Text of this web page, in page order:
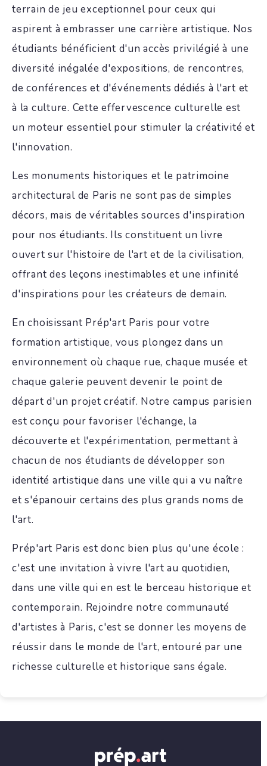
terrain de jeu exceptionnel pour ceux qui
aspirent à embrasser une carrière artistique. Nos
étudiants bénéficient d'un accès privilégié à une
diversité inégalée d'expositions, de rencontres,
de conférences et d'événements dédiés à l'art et
à la culture. Cette effervescence culturelle est
un moteur essentiel pour stimuler la créativité et
l'innovation.
Les monuments historiques et le patrimoine
architectural de Paris ne sont pas de simples
décors, mais de véritables sources d'inspiration
pour nos étudiants. Ils constituent un livre
ouvert sur l'histoire de l'art et de la civilisation,
offrant des leçons inestimables et une infinité
d'inspirations pour les créateurs de demain.
En choisissant Prép'art Paris pour votre
formation artistique, vous plongez dans un
environnement où chaque rue, chaque musée et
chaque galerie peuvent devenir le point de
départ d'un projet créatif. Notre campus parisien
est conçu pour favoriser l'échange, la
découverte et l'expérimentation, permettant à
chacun de nos étudiants de développer son
identité artistique dans une ville qui a vu naître
et s'épanouir certains des plus grands noms de
l'art.
Prép'art Paris est donc bien plus qu'une école :
c'est une invitation à vivre l'art au quotidien,
dans une ville qui en est le berceau historique et
contemporain. Rejoindre notre communauté
d'artistes à Paris, c'est se donner les moyens de
réussir dans le monde de l'art, entouré par une
richesse culturelle et historique sans égale.